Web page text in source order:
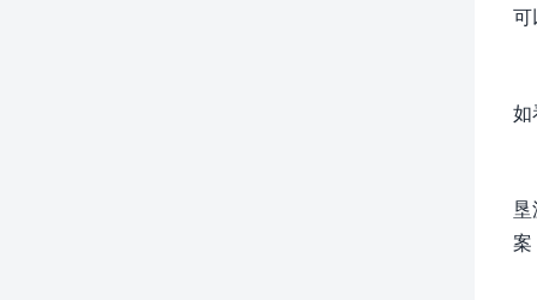
可
如
案